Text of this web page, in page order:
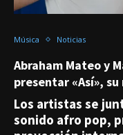
Música Noticias
Abraham Mateo y
presentar «Así»,
Los artistas se
sonido afro pop,